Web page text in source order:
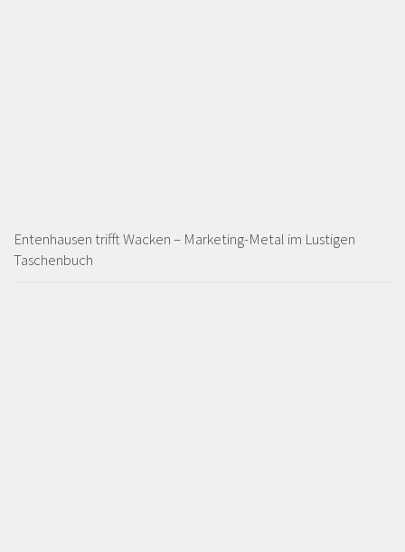
Entenhausen trifft Wacken – Marketing-Metal im Lustigen
Taschenbuch